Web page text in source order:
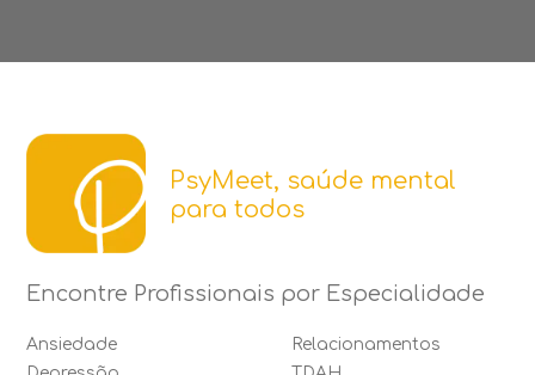
PsyMeet, saúde mental
para todos
Encontre Profissionais por Especialidade
Ansiedade
Relacionamentos